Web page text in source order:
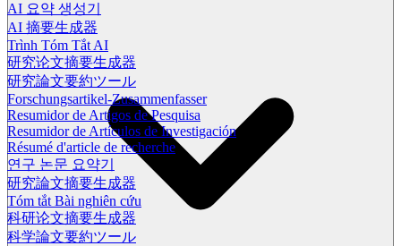
AI 요약 생성기
AI 摘要生成器
Trình Tóm Tắt AI
研究论文摘要生成器
研究論文要約ツール
Forschungsartikel-Zusammenfasser
Resumidor de Artigos de Pesquisa
Resumidor de Artículos de Investigación
Résumé d'article de recherche
연구 논문 요약기
研究論文摘要生成器
Tóm tắt Bài nghiên cứu
科研论文摘要生成器
科学論文要約ツール